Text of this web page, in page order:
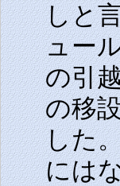
しと
ュー
の引
の移
した
には